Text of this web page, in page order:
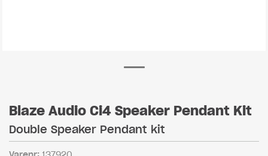
Blaze Audio Ci4 Speaker Pendant Kit
Double Speaker Pendant kit